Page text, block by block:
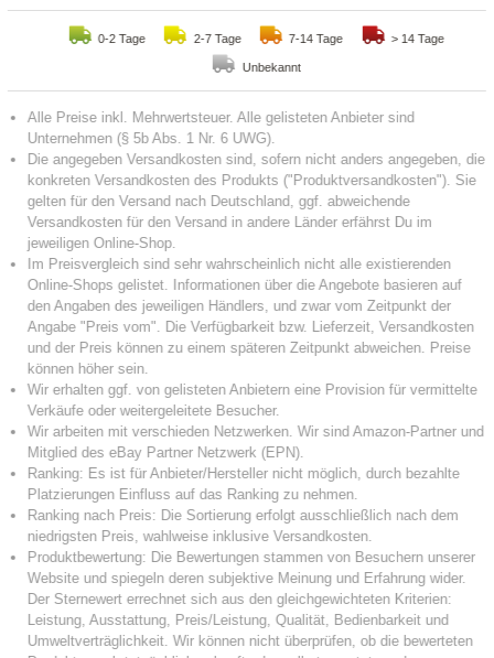
0-2 Tage 2-7 Tage 7-14 Tage > 14 Tage
Unbekannt